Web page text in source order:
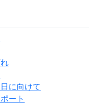
に向けて
ート